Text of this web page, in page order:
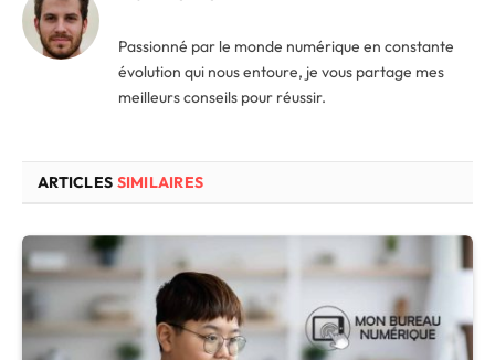
Passionné par le monde numérique en constante
évolution qui nous entoure, je vous partage mes
meilleurs conseils pour réussir.
ARTICLES SIMILAIRES